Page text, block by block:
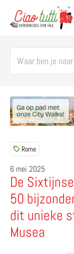
Rome
6 mei 2025
De
50
dit unieke
Musea